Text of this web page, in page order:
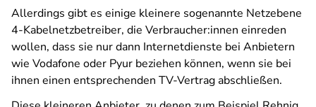
Allerdings gibt es einige kleinere sogenannte Netzebene
4-Kabelnetzbetreiber, die Verbraucher:innen einreden
wollen, dass sie nur dann Internetdienste bei Anbietern
wie Vodafone oder Pyur beziehen können, wenn sie bei
ihnen einen entsprechenden TV-Vertrag abschließen.